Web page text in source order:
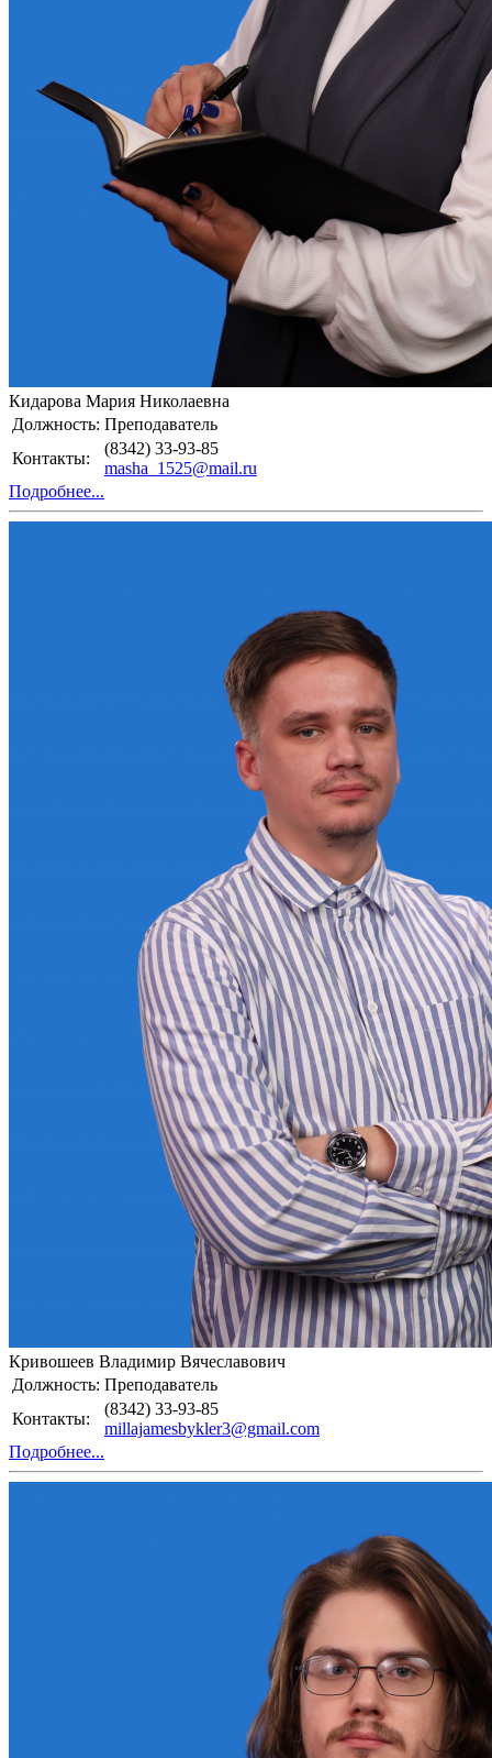
Кидарова Мария Николаевна
Должность: Преподаватель
Контакты:
(8342) 33-93-85
masha_1525@mail.ru
Подробнее...
Кривошеев Владимир Вячеславович
Должность: Преподаватель
Контакты:
(8342) 33-93-85
millajamesbykler3@gmail.com
Подробнее...